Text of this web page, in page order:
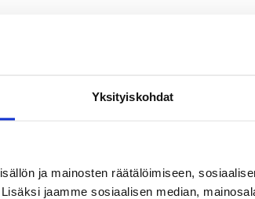
Yksityiskohdat
ja mainosten räätälöimiseen,
jaamme sosiaalisen median,